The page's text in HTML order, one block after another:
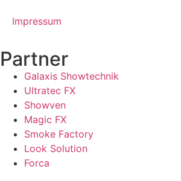
Impressum
Partner
Galaxis Showtechnik
Ultratec FX
Showven
Magic FX
Smoke Factory
Look Solution
Forca